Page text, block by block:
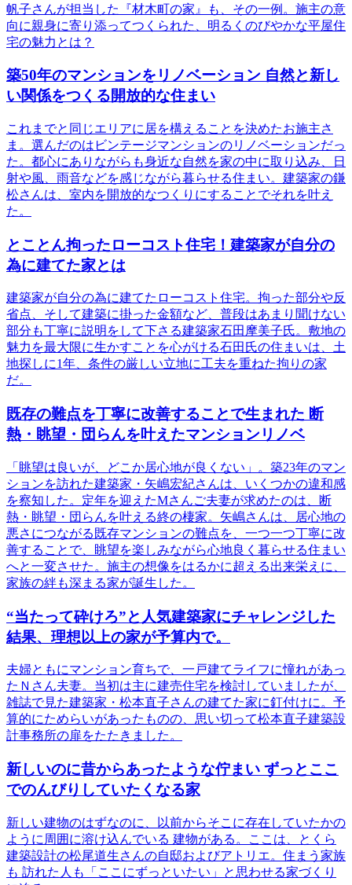
帆子さんが担当した『材木町の家』も、その一例。施主の意
向に親身に寄り添ってつくられた、明るくのびやかな平屋住
宅の魅力とは？
築50年のマンションをリノベーション 自然と新し
い関係をつくる開放的な住まい
これまでと同じエリアに居を構えることを決めたお施主さ
ま。選んだのはビンテージマンションのリノベーションだっ
た。都心にありながらも身近な自然を家の中に取り込み、日
射や風、雨音などを感じながら暮らせる住まい。建築家の鎌
松さんは、室内を開放的なつくりにすることでそれを叶え
た。
とことん拘ったローコスト住宅！建築家が自分の
為に建てた家とは
建築家が自分の為に建てたローコスト住宅。拘った部分や反
省点、そして建築に掛った金額など、普段はあまり聞けない
部分も丁寧に説明をして下さる建築家石田摩美子氏。敷地の
魅力を最大限に生かすことを心がける石田氏の住まいは、土
地探しに1年、条件の厳しい立地に工夫を重ねた拘りの家
だ。
既存の難点を丁寧に改善することで生まれた 断
熱・眺望・団らんを叶えたマンションリノベ
「眺望は良いが、どこか居心地が良くない」。築23年のマン
ションを訪れた建築家・矢嶋宏紀さんは、いくつかの違和感
を察知した。定年を迎えたMさんご夫妻が求めたのは、断
熱・眺望・団らんを叶える終の棲家。矢嶋さんは、居心地の
悪さにつながる既存マンションの難点を、一つ一つ丁寧に改
善することで、眺望を楽しみながら心地良く暮らせる住まい
へと一変させた。施主の想像をはるかに超える出来栄えに、
家族の絆も深まる家が誕生した。
“当たって砕けろ”と人気建築家にチャレンジした
結果、理想以上の家が予算内で。
夫婦ともにマンション育ちで、一戸建てライフに憧れがあっ
たＮさん夫妻。当初は主に建売住宅を検討していましたが、
雑誌で見た建築家・松本直子さんの建てた家に釘付けに。予
算的にためらいがあったものの、思い切って松本直子建築設
計事務所の扉をたたきました。
新しいのに昔からあったような佇まい ずっとここ
でのんびりしていたくなる家
新しい建物のはずなのに、以前からそこに存在していたかの
ように周囲に溶け込んでいる 建物がある。ここは、とくら
建築設計の松尾道生さんの自邸およびアトリエ。住まう家族
も 訪れた人も「ここにずっといたい」と思わせる家づくり